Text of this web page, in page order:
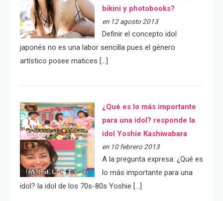
bikini y photobooks?
en 12 agosto 2013
Definir el concepto idol
japonés no es una labor sencilla pues el género
artístico posee matices […]
¿Qué es lo más importante
para una idol? responde la
idol Yoshie Kashiwabara
en 10 febrero 2013
A la pregunta expresa: ¿Qué es
lo más importante para una
idol? la idol de los 70s-80s Yoshie […]